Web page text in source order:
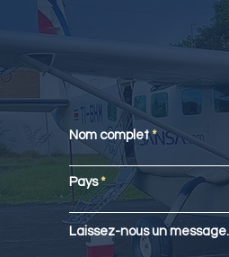
Nom complet
Pays
Laissez-nous un